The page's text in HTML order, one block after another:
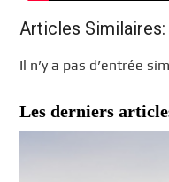
Articles Similaires:
Il n’y a pas d’entrée
Les derniers